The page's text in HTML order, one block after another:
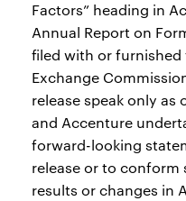
Factors” heading in
Annual Report on
filed with or furnished
Exchange
release speak only
and Accenture
forward-looking
release or to
results or changes in